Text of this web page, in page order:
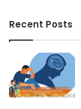
Recent Posts